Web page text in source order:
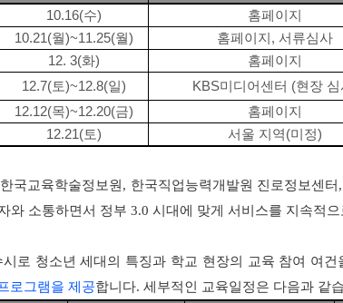
10.16(수)
홈페이지
10.21(월)~11.25(월) 홈페이지 ,서류심사
12. 3(화)
홈페이지
12.7(토)~12.8(일) KBS미디어센터 (현장 심
12.12(목)~12.20(금)
홈페이지
12.21(토) 서울 지역(미정)
국교육학술정보원, 한국직업능력개발원 진로정보센
와 소통하면서 정부 3.0 시대에 맞게 서비스를 지속적
로 청소년 세대의 특징과 학교 현장의 교육 참여 여건
로그램을 제공합니다. 세부적인 교육일정은 다음과 같